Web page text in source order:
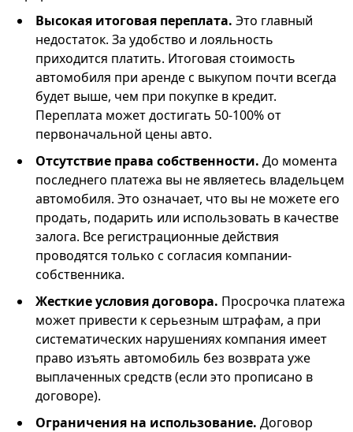
Высокая итоговая переплата. Это главный
недостаток. За удобство и лояльность
приходится платить. Итоговая стоимость
автомобиля при аренде с выкупом почти всегда
будет выше, чем при покупке в кредит.
Переплата может достигать 50-100% от
первоначальной цены авто.
Отсутствие права собственности. До момента
последнего платежа вы не являетесь владельцем
автомобиля. Это означает, что вы не можете его
продать, подарить или использовать в качестве
залога. Все регистрационные действия
проводятся только с согласия компании-
собственника.
Жесткие условия договора. Просрочка платежа
может привести к серьезным штрафам, а при
систематических нарушениях компания имеет
право изъять автомобиль без возврата уже
выплаченных средств (если это прописано в
договоре).
Ограничения на использование. Договор